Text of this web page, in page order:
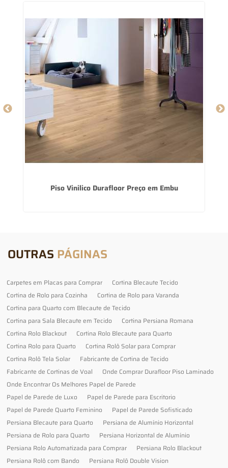
Piso Vinilico Durafloor Preço em Embu
OUTRAS PÁGINAS
Carpetes em Placas para Comprar
Cortina Blecaute Tecido
Cortina de Rolo para Cozinha
Cortina de Rolo para Varanda
Cortina para Quarto com Blecaute de Tecido
Cortina para Sala Blecaute em Tecido
Cortina Persiana Romana
Cortina Rolo Blackout
Cortina Rolo Blecaute para Quarto
Cortina Rolo para Quarto
Cortina Rolô Solar para Comprar
Cortina Rolô Tela Solar
Fabricante de Cortina de Tecido
Fabricante de Cortinas de Voal
Onde Comprar Durafloor Piso Laminado
Onde Encontrar Os Melhores Papel de Parede
Papel de Parede de Luxo
Papel de Parede para Escritorio
Papel de Parede Quarto Feminino
Papel de Parede Sofisticado
Persiana Blecaute para Quarto
Persiana de Alumínio Horizontal
Persiana de Rolo para Quarto
Persiana Horizontal de Alumínio
Persiana Rolo Automatizada para Comprar
Persiana Rolo Blackout
Persiana Rolô com Bando
Persiana Rolô Double Vision